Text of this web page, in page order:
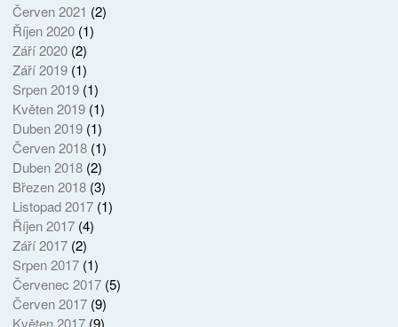
Červen 2021 (2)
Říjen 2020(1)
Září 2020(2)
Září 2019(1)
Srpen 2019(1)
Květen 2019(1)
Duben 2019(1)
Červen 2018(1)
Duben 2018(2)
Březen 2018(3)
Listopad 2017(1)
Říjen 2017(4)
Září 2017(2)
Srpen 2017(1)
Červenec 2017(5)
Červen 2017(9)
Květen 2017(9)